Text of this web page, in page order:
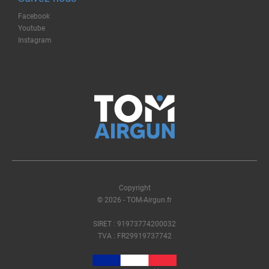
Facebook
Youtube
Instagram
Copyright
© 2026 - TOM-Airgun.fr
SIRET : 91973774200032
TVA : FR29919737742